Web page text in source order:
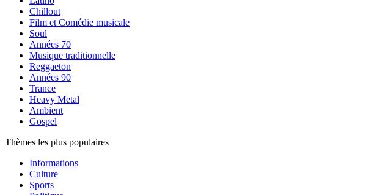
Chillout
Film et Comédie musicale
Soul
Années 70
Musique traditionnelle
Reggaeton
Années 90
Trance
Heavy Metal
Ambient
Gospel
Thèmes les plus populaires
Informations
Culture
Sports